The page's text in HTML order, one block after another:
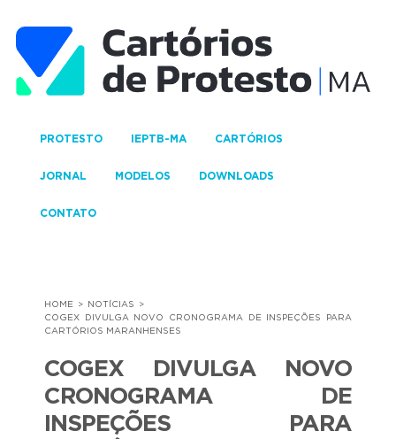
PROTESTO IEPTB-MA CARTÓRIOS
JORNAL MODELOS DOWNLOADS
CONTATO
HOME
NOTÍCIAS
COGEX DIVULGA NOVO CRONOGRAMA DE INSPEÇÕES PARA
CARTÓRIOS MARANHENSES
COGEX DIVULGA NOVO
CRONOGRAMA DE
INSPEÇÕES PARA